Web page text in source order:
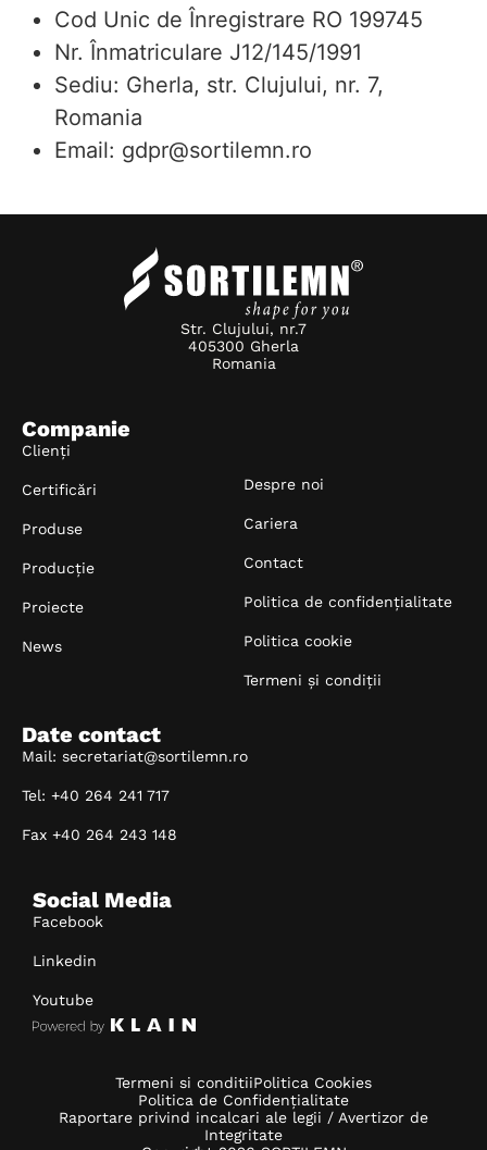
Cod Unic de Înregistrare RO 199745
Nr. Înmatriculare J12/145/1991
Sediu: Gherla, str. Clujului, nr. 7,
Romania
Email: gdpr@sortilemn.ro
Str. Clujului, nr.7
405300 Gherla
Romania
Companie
Clienți
Certificări
Produse
Producție
Proiecte
News
Despre noi
Cariera
Contact
Politica de confidențialitate
Politica cookie
Termeni și condiții
Date contact
Mail: secretariat@sortilemn.ro
Tel: +40 264 241 717
Fax +40 264 243 148
Social Media
Facebook
Linkedin
Youtube
Termeni si conditiiPolitica Cookies
Politica de Confidențialitate
Raportare privind incalcari ale legii / Avertizor de
Integritate